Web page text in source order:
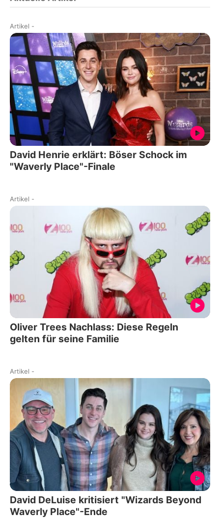
Artikel -
David Henrie erklärt: Böser Schock im
"Waverly Place"-Finale
Artikel -
Oliver Trees Nachlass: Diese Regeln
gelten für seine Familie
Artikel -
David DeLuise kritisiert "Wizards Beyond
Waverly Place"-Ende